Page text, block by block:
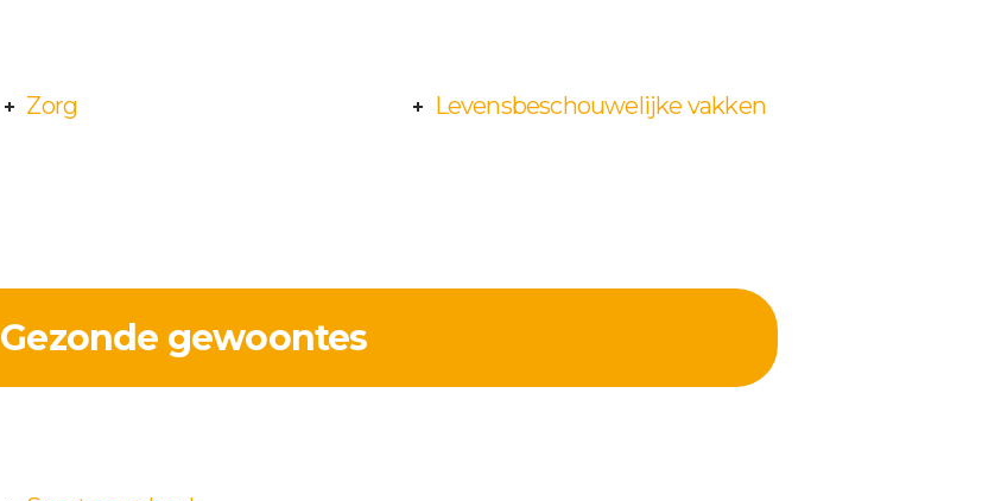
Zorg Levensbeschouwelijke vakken
Gezonde gewoontes